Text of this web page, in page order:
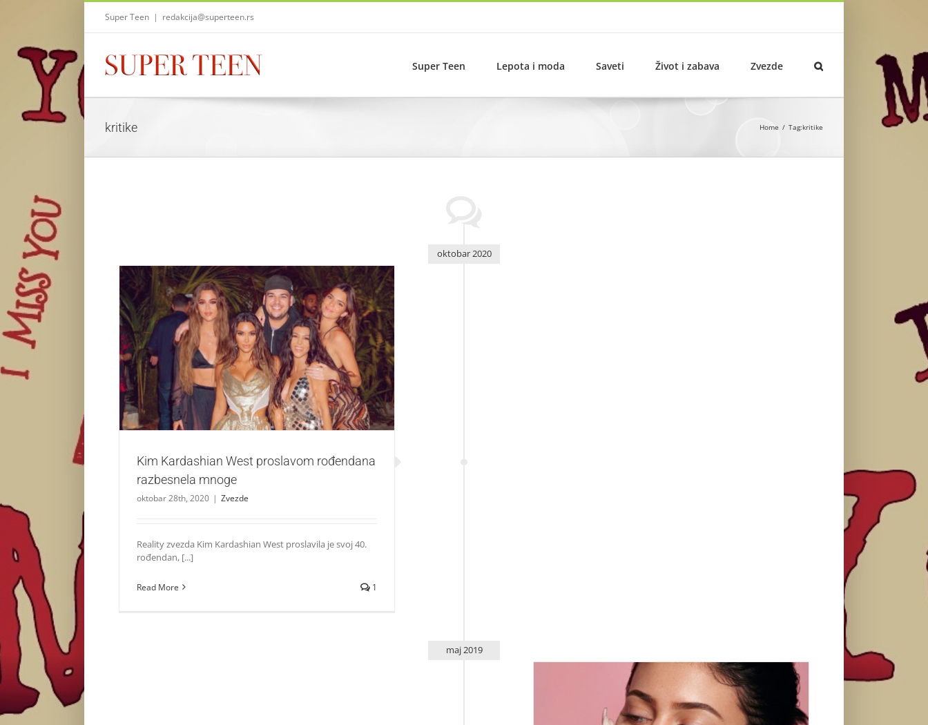
Super Teen | redakcija@superteen.rs
Super Teen Lepota i moda Saveti Život i zabava Zvezde
kritike Home Tag:kritike
oktobar 2020
Kim Kardashian West proslavom rođendana razbesnela
mnoge
Zvezde
Kim Kardashian West proslavom rođendana
razbesnela mnoge
oktobar 28th, 2020 | Zvezde
Reality zvezda Kim Kardashian West proslavila je svoj 40.
rođendan, [...]
Read More 1
maj 2019